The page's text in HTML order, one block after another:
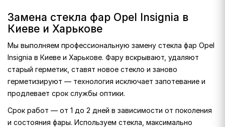
Замена стекла фар Opel Insignia в
Киеве и Харькове
Мы выполняем профессиональную замену стекла фар Opel
Insignia в Киеве и Харькове. Фару вскрывают, удаляют
старый герметик, ставят новое стекло и заново
герметизируют — технология исключает запотевание и
продлевает срок службы оптики.
Срок работ — от 1 до 2 дней в зависимости от поколения
и состояния фары. Используем стекла, максимально